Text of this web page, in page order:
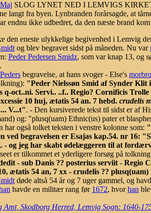
SLOG LYNET NED I LEMVIGS
langt fra byen. Lynbranden forårsagde, at
endnu ikke udbedret, da den næste brand
den eneste ulykkelige begivenhed i Lemvig
og blev begravet sidst på måneden. Nu var
Peder Pedersen Smidz, som var knap 13, og
.
Peders begravelse, at hans svoger - Else's
"Peder Nielssøn Smid af Synder
q-oct..ni. Servi.. ..f.. Regio? Cornificis
10 huj, ætatis 54 an. 7 hebd. crudelis
V...t". - Den kursiverede tekst til sidst er af
og: "plusq(uam) Ethnic(us) pater et
har også tolket teksten i venstre kolonne som:
ved begravelsen er Esajas kap.54. nr 16:
- og jeg har skabt ødelæggeren til at
er tilkommet et yderligere forsøg på
- sub Danis ?? posterius serviit - Regio
ætatis 54 an, 7 xx - crudelis ??
døde altså 54 år og 7 uger gammel, og
havde en militær rang før 1672, hvorhan
Amt, Skodborg Herred, Lemvig Sogn: 1640-